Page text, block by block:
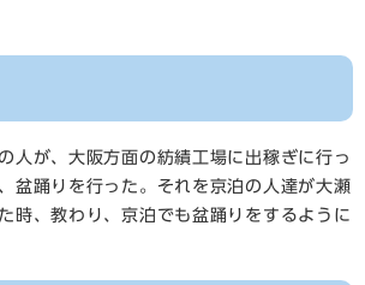
人が、大阪方面の紡績工場に出稼ぎに行っ
盆踊りを行った。それを京泊の人達が大瀬
時、教わり、京泊でも盆踊りをするように